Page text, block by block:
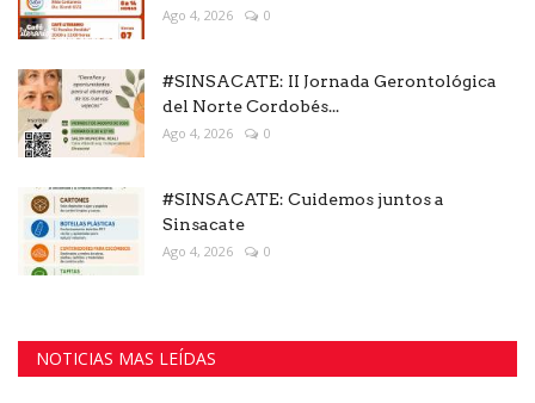
Ago 4, 2026 0
#SINSACATE: II Jornada Gerontológica
del Norte Cordobés...
Ago 4, 2026 0
#SINSACATE: Cuidemos juntos a
Sinsacate
Ago 4, 2026 0
NOTICIAS MAS LEÍDAS